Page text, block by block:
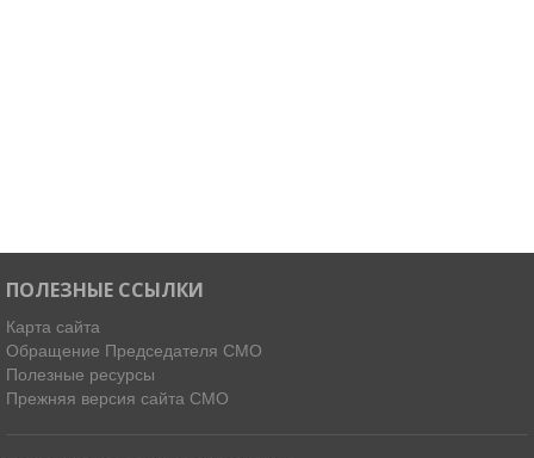
ПОЛЕЗНЫЕ ССЫЛКИ
Карта сайта
Обращение Председателя СМО
Полезные ресурсы
Прежняя версия сайта СМО